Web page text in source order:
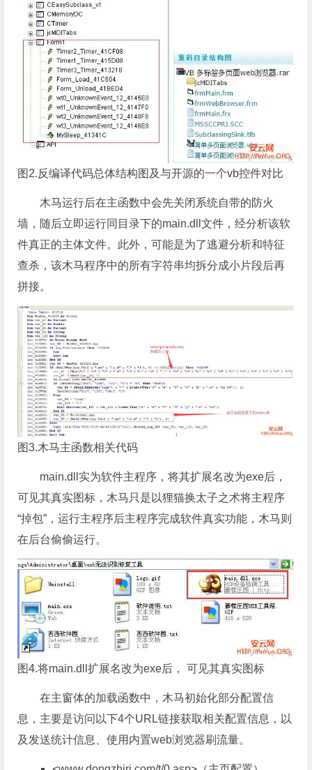
图2.反编译代码总体结构图及与开源的一个vb控件对比
木马运行后在主函数中会先关闭系统自带的防火
墙，随后立即运行同目录下的main.dll文件，经分析该软
件真正的主体文件。此外，可能是为了逃避分析和特征
查杀，该木马程序中的所有字符串均拆分成小片段后再
拼接。
图3.木马主函数相关代码
main.dll实为软件主程序，将其扩展名改为exe后，
可见其真实图标，木马只是以狸猫换太子之术将主程序
“掉包”，运行主程序后主程序完成软件真实功能，木马则
在后台偷偷运行。
图4.将main.dll扩展名改为exe后， 可见其真实图标
在主窗体的加载函数中，木马初始化部分配置信
息，主要是访问以下4个URL链接获取相关配置信息，以
及发送统计信息、使用内置web浏览器刷流量。